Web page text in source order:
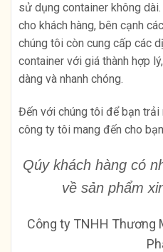
sử dụng container không
cho khách hàng, bên cạnh
chúng tôi còn cung cấp các
container với giá thành hợp
dàng và nhanh chóng.
Đến với chúng tôi để bạn
công ty tôi mang đến cho
Qúy khách hàng có
về sản phẩm
Công ty TNHH Thương